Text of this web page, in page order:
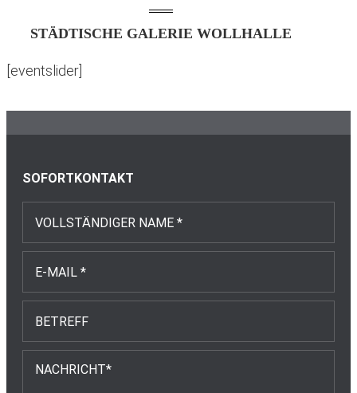
STÄDTISCHE GALERIE WOLLHALLE
[eventslider]
SOFORTKONTAKT